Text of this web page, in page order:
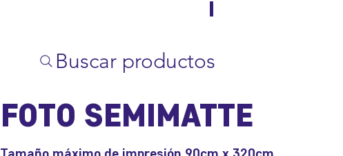
Buscar productos
FOTO SEMIMATTE